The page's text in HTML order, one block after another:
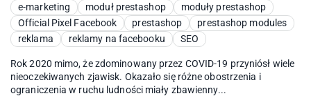
e-marketing moduł prestashop
moduły prestashop
Official Pixel Facebook
prestashop
prestashop modules
reklama
reklamy na facebooku SEO
Rok 2020 mimo, że zdominowany przez COVID-19 przyniósł wiele
nieoczekiwanych zjawisk. Okazało się różne obostrzenia i
ograniczenia w ruchu ludności miały zbawienny...